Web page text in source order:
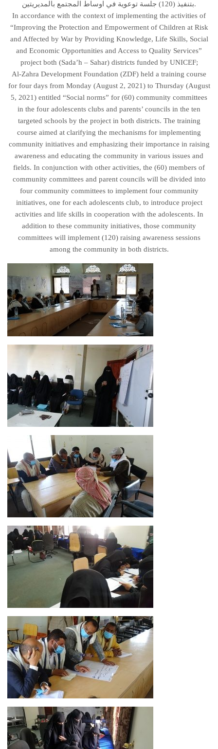
بتنفيذ (120) جلسة توعوية في اوساط المجتمع بالمديريتين.
In accordance with the context of implementing the activities of
“Improving the Protection and Empowerment of Children at Risk
and Affected by War by Providing Knowledge, Life Skills, Social
and Economic Opportunities and Access to Quality Services”
project both (Sada’h – Sahar) districts funded by UNICEF;
Al-Zahra Development Foundation (ZDF) held a training course
for four days from Monday (August 2, 2021) to Thursday (August
5, 2021) entitled “Social norms” for (60) community committees
in the four adolescents clubs and parents’ councils in the ten
targeted schools by the project in both districts. The training
course aimed at clarifying the mechanisms for implementing
community initiatives and emphasizing their importance in raising
awareness and educating the community in various issues and
fields. In conjunction with other activities, the (60) members of
community committees and parent councils will be divided into
four community committees to implement four community
initiatives, one for each adolescents club, to introduce project
activities and life skills in cooperation with the adolescents. In
addition to these community initiatives, those community
committees will implement (120) raising awareness sessions
among the community in both districts.